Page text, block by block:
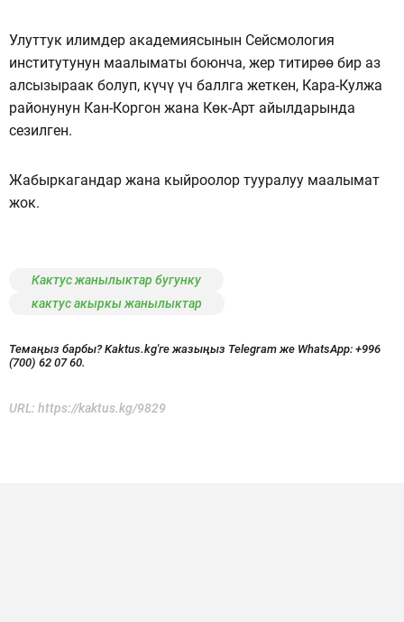
Улуттук илимдер академиясынын Сейсмология
институтунун маалыматы боюнча, жер титирөө бир аз
алсызыраак болуп, күчү үч баллга жеткен, Кара-Кулжа
районунун Кан-Коргон жана Көк-Арт айылдарында
сезилген.
Жабыркагандар жана кыйроолор тууралуу маалымат
жок.
Кактус жанылыктар бугунку
кактус акыркы жанылыктар
Темаңыз барбы? Kaktus.kg'ге жазыңыз Telegram же WhatsApp: +996
(700) 62 07 60.
URL: https://kaktus.kg/9829